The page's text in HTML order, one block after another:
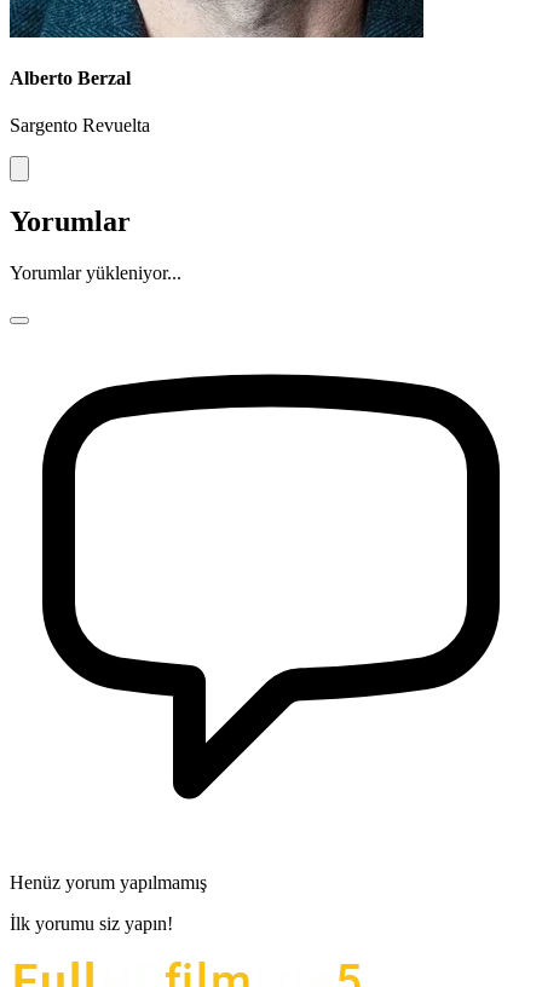
Alberto Berzal
Sargento Revuelta
Yorumlar
Yorumlar yükleniyor...
Henüz yorum yapılmamış
İlk yorumu siz yapın!